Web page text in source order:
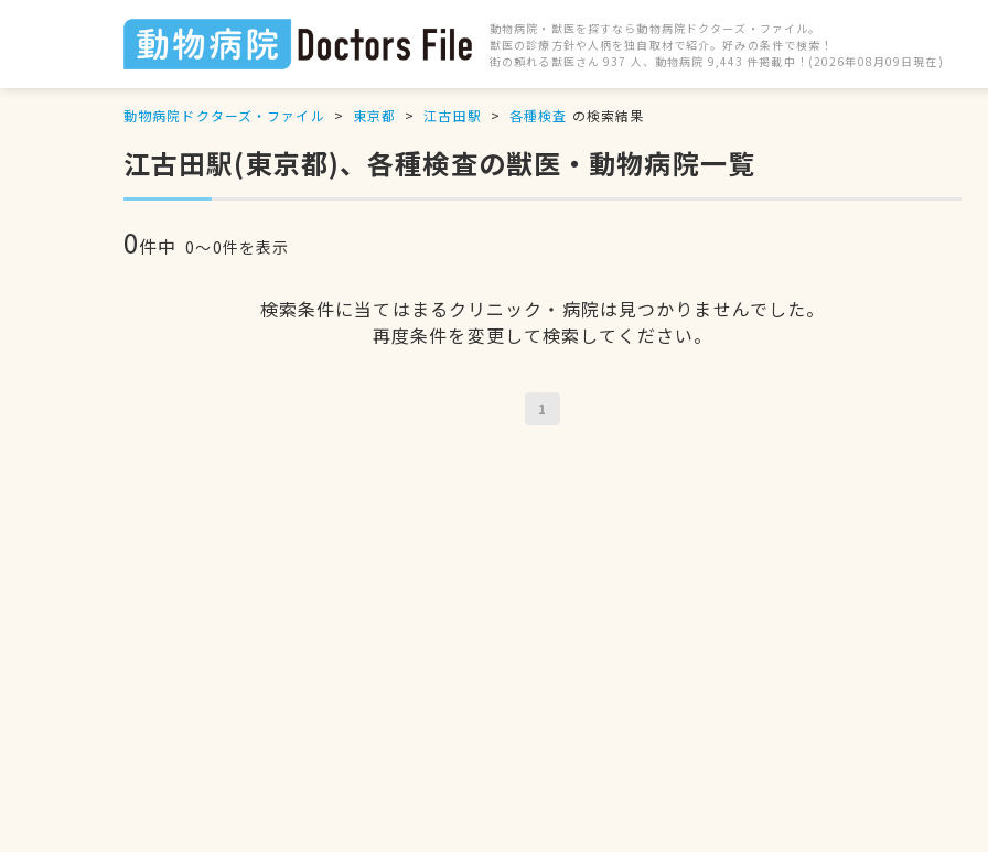
動物病院・獣医を探すなら動物病院ドクターズ・ファイル。
獣医の診療方針や人柄を独自取材で紹介。好みの条件で検索！
街の頼れる獣医さん 937 人、動物病院 9,443 件掲載中！(2026年08月09日現在)
動物病院ドクターズ・ファイル 東京都 江古田駅 各種検査 の検索結果
江古田駅(東京都)、各種検査の獣医・動物病院一覧
0件中 0〜0件を表示
検索条件に当てはまるクリニック・病院は見つかりませんでした。
再度条件を変更して検索してください。
1